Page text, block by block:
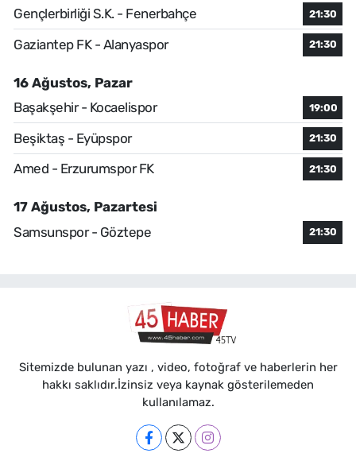
Gençlerbirliği S.K. - Fenerbahçe 21:30
Gaziantep FK - Alanyaspor 21:30
16 Ağustos, Pazar
Başakşehir - Kocaelispor
19:00
Beşiktaş - Eyüpspor 21:30
Amed - Erzurumspor FK 21:30
17 Ağustos, Pazartesi
Samsunspor - Göztepe
21:30
Sitemizde bulunan yazı , video, fotoğraf ve haberlerin her
hakkı saklıdır.İzinsiz veya kaynak gösterilemeden
kullanılamaz.